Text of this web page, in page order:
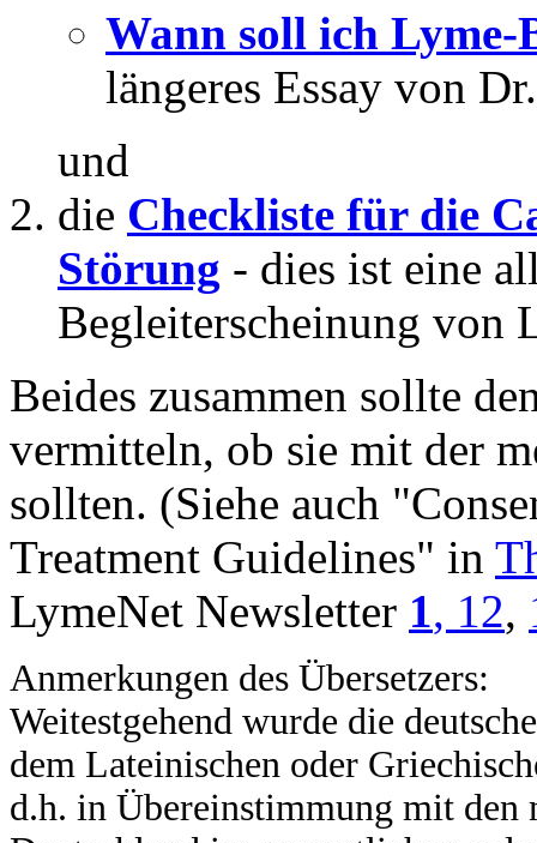
Wann soll ich Lyme-
längeres Essay von
und
die Checkliste für die
Störung - dies ist eine
Begleiterscheinung von
Beides zusammen sollte
vermitteln, ob sie mit der
sollten. (Siehe auch
Treatment Guidelines" in
LymeNet Newsletter 1, 12,
Anmerkungen des Übersetzers:
Weitestgehend wurde die
dem Lateinischen oder
d.h. in Übereinstimmung mit den